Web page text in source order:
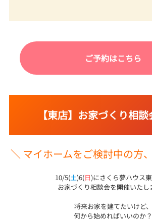
ご予約はこちら
【東店】お家づくり相談
＼ マイホームをご検討中の方
10/5(土)6(日)にさくら夢ハウス
お家づくり相談会を開催いたし
将来お家を建てたいけど、
何から始めればいいのか？